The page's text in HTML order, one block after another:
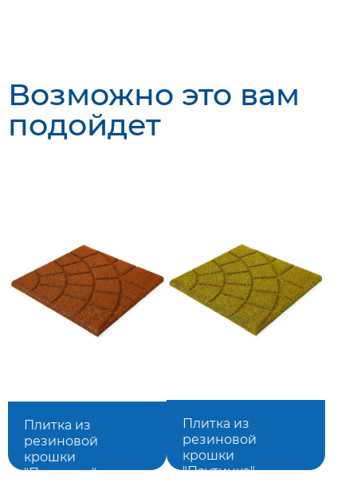
Возможно это вам
подойдет
Плитка из
резиновой
крошки
"Паутинка"
Плитка из
резиновой
крошки
"Паутинка"